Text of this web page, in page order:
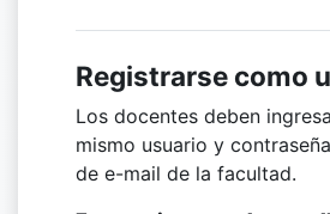
Registrarse como
Los docentes deben
mismo usuario y
de e-mail de la facultad.